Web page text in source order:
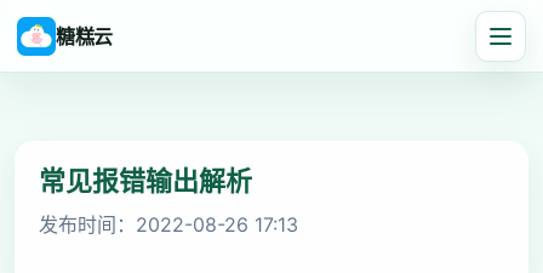
糖糕云
常见报错输出解析
发布时间：2022-08-26 17:13